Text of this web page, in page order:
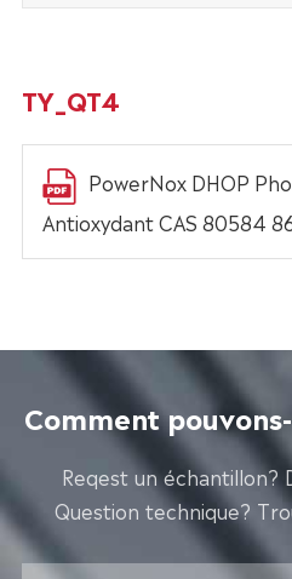
TY_QT4
PowerNox DHOP
Antioxydant CAS 80584
Comment
Reqest un échantillon?
Question technique?